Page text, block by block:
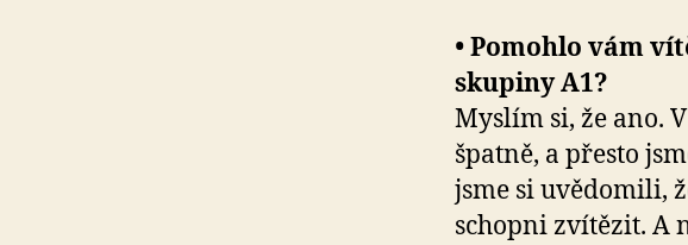
• Pomohlo vám
skupiny A1?
Myslím si, že ano.
špatně, a přesto
jsme si uvědomili,
schopni zvítězit. A